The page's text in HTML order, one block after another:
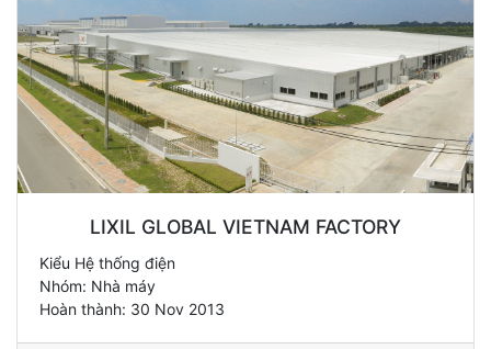
LIXIL GLOBAL VIETNAM FACTORY
Kiểu Hệ thống điện
Nhóm: Nhà máy
Hoàn thành: 30 Nov 2013